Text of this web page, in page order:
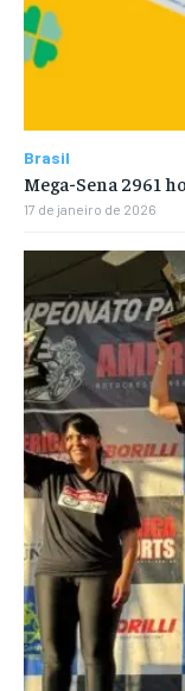
Brasil
Mega-Sena 2961
17 de janeiro de 2026